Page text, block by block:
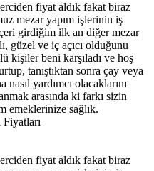
fiyat aldık fakat biraz
mezar yapım işlerinin iş
girdiğim ilk an diğer mezar
güzel ve iç açıcı olduğunu
kişiler beni karşıladı ve hoş
tanıştıktan sonra çay veya
yardımcı olacaklarını
arasında ki farkı sizin
emeklerinize sağlık.
Fiyatları
fiyat aldık fakat biraz